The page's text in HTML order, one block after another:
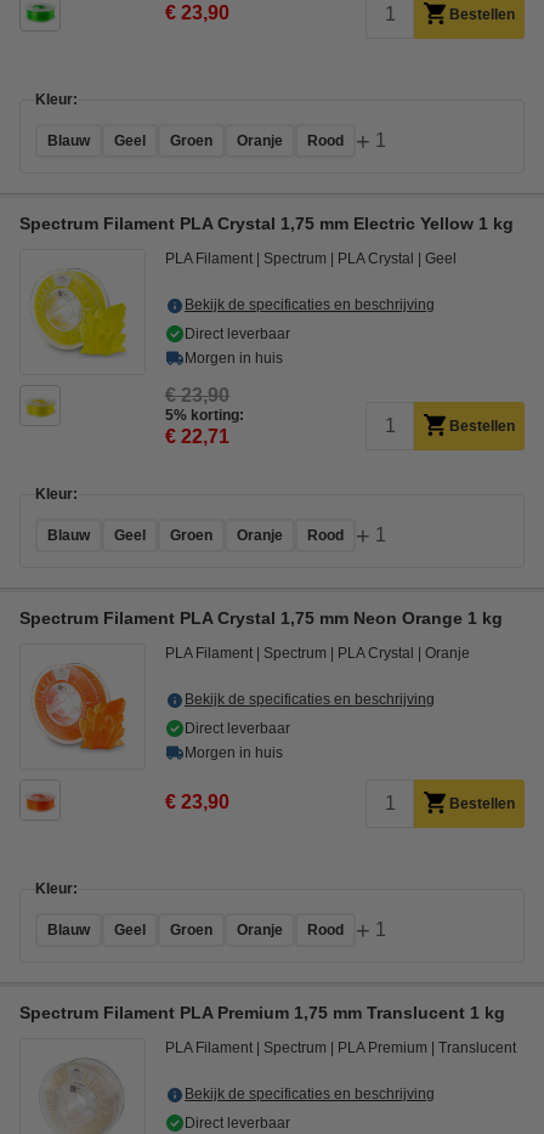
€ 23,90 Bestellen
Kleur:
Blauw Geel Groen Oranje Rood + 1
Spectrum Filament PLA Crystal 1,75 mm Electric Yellow 1 kg
PLA Filament Spectrum PLA Crystal Geel
Bekijk de specificaties en beschrijving
Direct leverbaar
Morgen in huis
€ 23,90
5% korting:
€ 22,71 Bestellen
Kleur:
Blauw Geel Groen Oranje Rood + 1
Spectrum Filament PLA Crystal 1,75 mm Neon Orange 1 kg
PLA Filament Spectrum PLA Crystal Oranje
Bekijk de specificaties en beschrijving
Direct leverbaar
Morgen in huis
€ 23,90 Bestellen
Kleur:
Blauw Geel Groen Oranje Rood + 1
Spectrum Filament PLA Premium 1,75 mm Translucent 1 kg
PLA Filament Spectrum PLA Premium Translucent
Bekijk de specificaties en beschrijving
Direct leverbaar